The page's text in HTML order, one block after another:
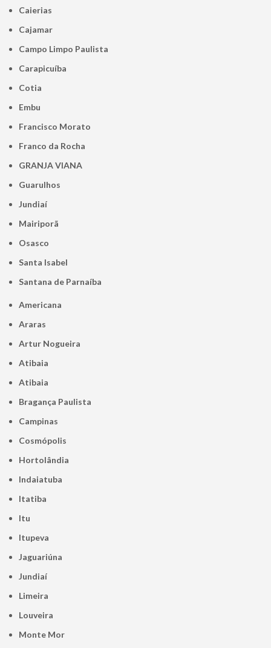
Caierias
Cajamar
Campo Limpo Paulista
Carapicuíba
Cotia
Embu
Francisco Morato
Franco da Rocha
GRANJA VIANA
Guarulhos
Jundiaí
Mairiporã
Osasco
Santa Isabel
Santana de Parnaíba
Americana
Araras
Artur Nogueira
Atibaia
Atibaia
Bragança Paulista
Campinas
Cosmópolis
Hortolândia
Indaiatuba
Itatiba
Itu
Itupeva
Jaguariúna
Jundiaí
Limeira
Louveira
Monte Mor